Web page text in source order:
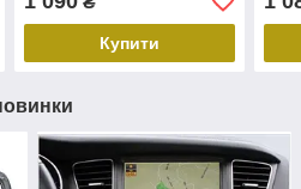
Купити